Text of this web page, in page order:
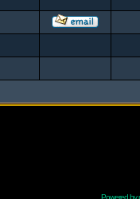
Powered by